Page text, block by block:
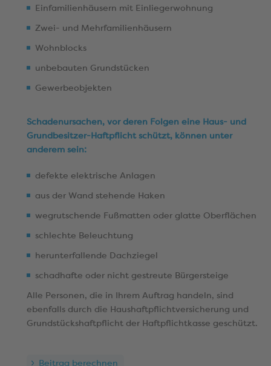
Einfamilienhäusern mit Einliegerwohnung
Zwei- und Mehrfamilienhäusern
Wohnblocks
unbebauten Grundstücken
Gewerbeobjekten
Schadenursachen, vor deren Folgen eine Haus- und
Grundbesitzer-Haftpflicht schützt, können unter
anderem sein:
defekte elektrische Anlagen
aus der Wand stehende Haken
wegrutschende Fußmatten oder glatte Oberflächen
schlechte Beleuchtung
herunterfallende Dachziegel
schadhafte oder nicht gestreute Bürgersteige
Alle Personen, die in Ihrem Auftrag handeln, sind
ebenfalls durch die Haushaftpflichtversicherung und
Grundstückshaftpflicht der Haftpflichtkasse geschützt.
Beitrag berechnen